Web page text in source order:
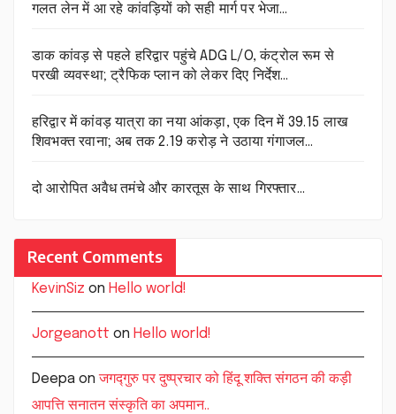
गलत लेन में आ रहे कांवड़ियों को सही मार्ग पर भेजा…
डाक कांवड़ से पहले हरिद्वार पहुंचे ADG L/O, कंट्रोल रूम से
परखी व्यवस्था; ट्रैफिक प्लान को लेकर दिए निर्देश…
हरिद्वार में कांवड़ यात्रा का नया आंकड़ा, एक दिन में 39.15 लाख
शिवभक्त रवाना; अब तक 2.19 करोड़ ने उठाया गंगाजल…
दो आरोपित अवैध तमंचे और कारतूस के साथ गिरफ्तार…
Recent Comments
KevinSiz on Hello world!
Jorgeanott on Hello world!
Deepa onजगद्गुरु पर दुष्प्रचार को हिंदू शक्ति संगठन की कड़ी
आपत्ति सनातन संस्कृति का अपमान..